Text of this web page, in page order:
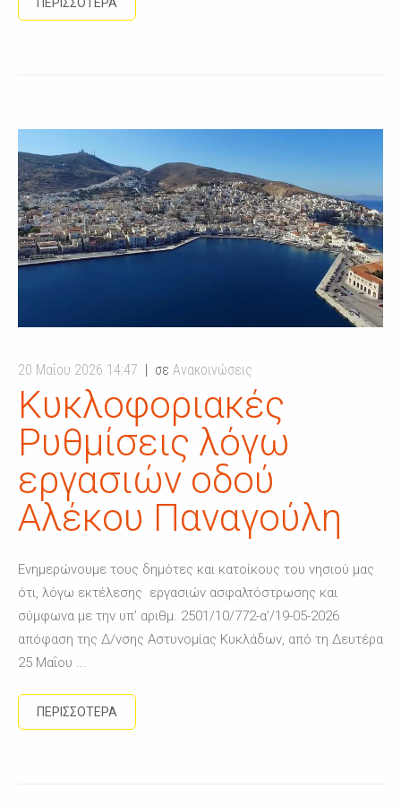
20 Μαΐου 2026 14:47 σε Ανακοινώσεις
Κυκλοφοριακές
Ρυθμίσεις λόγω
εργασιών οδού
Αλέκου Παναγούλη
Ενημερώνουμε τους δημότες και κατοίκους του νησιού μας
ότι, λόγω εκτέλεσης εργασιών ασφαλτόστρωσης και
σύμφωνα με την υπ’ αριθμ. 2501/10/772-α’/19-05-2026
απόφαση της Δ/νσης Αστυνομίας Κυκλάδων, από τη Δευτέρα
25 Μαΐου ...
ΠΕΡΙΣΣΟΤΕΡΑ